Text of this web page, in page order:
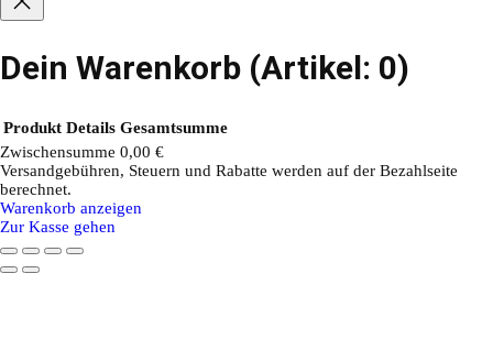
Dein Warenkorb (Artikel: 0)
Produkte
im
Warenkorb
Produkt Details Gesamtsumme
Zwischensumme 0,00 €
Versandgebühren, Steuern und Rabatte werden auf der Bezahlseite
berechnet.
Warenkorb anzeigen
Zur Kasse gehen